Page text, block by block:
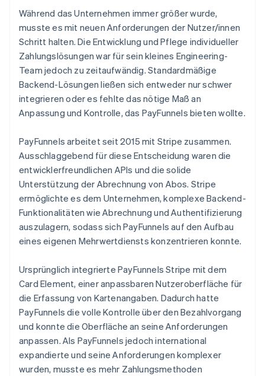
Während das Unternehmen immer größer wurde,
musste es mit neuen Anforderungen der Nutzer/innen
Schritt halten. Die Entwicklung und Pflege individueller
Zahlungslösungen war für sein kleines Engineering-
Team jedoch zu zeitaufwändig. Standardmäßige
Backend-Lösungen ließen sich entweder nur schwer
integrieren oder es fehlte das nötige Maß an
Anpassung und Kontrolle, das PayFunnels bieten wollte.
PayFunnels arbeitet seit 2015 mit Stripe zusammen.
Ausschlaggebend für diese Entscheidung waren die
entwicklerfreundlichen APIs und die solide
Unterstützung der Abrechnung von Abos. Stripe
ermöglichte es dem Unternehmen, komplexe Backend-
Funktionalitäten wie Abrechnung und Authentifizierung
auszulagern, sodass sich PayFunnels auf den Aufbau
eines eigenen Mehrwertdiensts konzentrieren konnte.
Ursprünglich integrierte PayFunnels Stripe mit dem
Card Element, einer anpassbaren Nutzeroberfläche für
die Erfassung von Kartenangaben. Dadurch hatte
PayFunnels die volle Kontrolle über den Bezahlvorgang
und konnte die Oberfläche an seine Anforderungen
anpassen. Als PayFunnels jedoch international
expandierte und seine Anforderungen komplexer
wurden, musste es mehr Zahlungsmethoden